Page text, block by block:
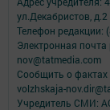
ул.Декабристов, д.2
Телефон редакции:
Электронная
nov@tatmedia.com
Сообщить о фактах
volzhskaja-
Учредитель СМИ: